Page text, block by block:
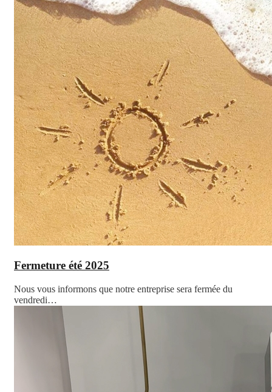
Fermeture été 2025
Nous vous informons que notre entreprise sera fermée du
vendredi…